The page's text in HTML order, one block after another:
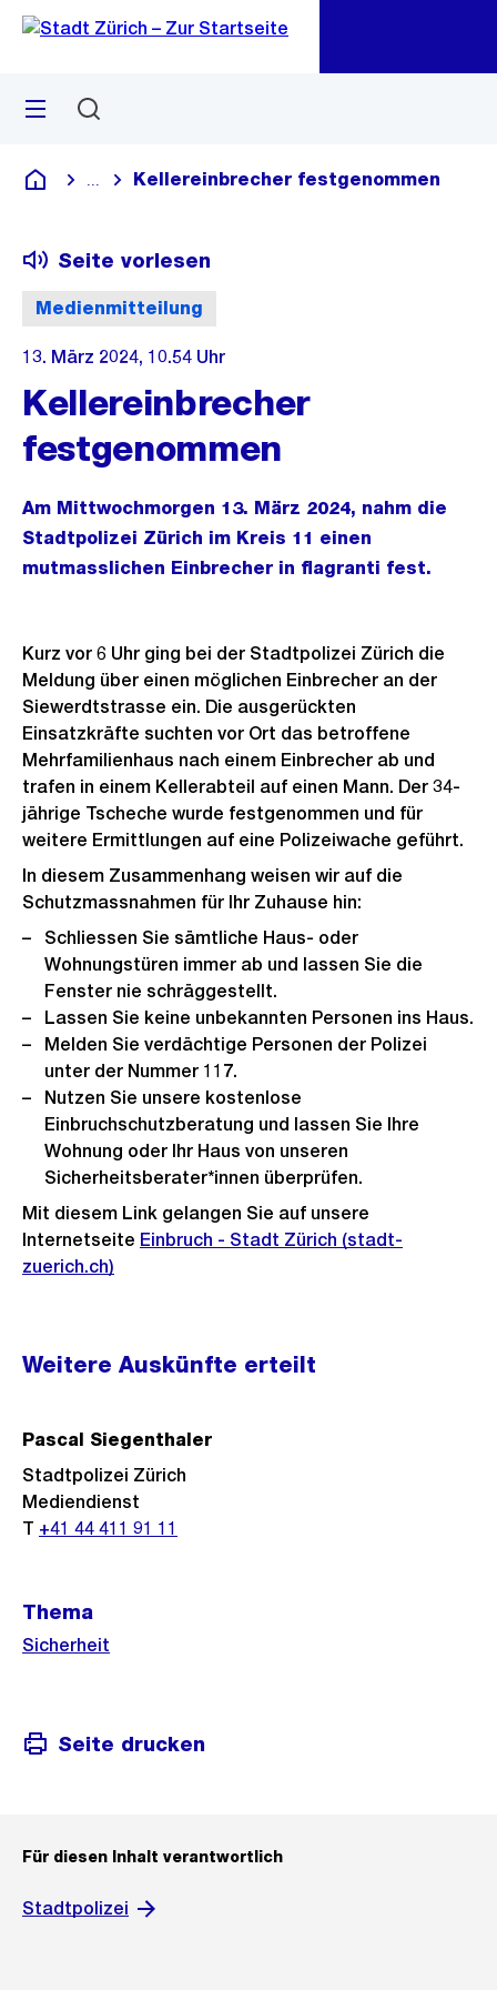
Navigation
Sprunglink
Menü
Deutsch
Blende alle Breadcrumbs ein
Kellereinbrecher festgenommen
Medienmitteilung
Seite vorlesen
13. März 2024, 10.54 Uhr
Kellereinbrecher
festgenommen
Am Mittwochmorgen 13. März 2024, nahm die
Stadtpolizei Zürich im Kreis 11 einen
mutmasslichen Einbrecher in flagranti fest.
Kurz vor 6 Uhr ging bei der Stadtpolizei Zürich die
Meldung über einen möglichen Einbrecher an der
Siewerdtstrasse ein. Die ausgerückten
Einsatzkräfte suchten vor Ort das betroffene
Mehrfamilienhaus nach einem Einbrecher ab und
trafen in einem Kellerabteil auf einen Mann. Der 34-
jährige Tscheche wurde festgenommen und für
weitere Ermittlungen auf eine Polizeiwache geführt.
In diesem Zusammenhang weisen wir auf die
Schutzmassnahmen für Ihr Zuhause hin:
Schliessen Sie sämtliche Haus- oder
Wohnungstüren immer ab und lassen Sie die
Fenster nie schräggestellt.
Lassen Sie keine unbekannten Personen ins Haus.
Melden Sie verdächtige Personen der Polizei
unter der Nummer 117.
Nutzen Sie unsere kostenlose
Einbruchschutzberatung und lassen Sie Ihre
Wohnung oder Ihr Haus von unseren
Sicherheitsberater*innen überprüfen.
Mit diesem Link gelangen Sie auf unsere
Internetseite Einbruch - Stadt Zürich (stadt-
zuerich.ch)
Weitere
Informationen
Weitere Auskünfte erteilt
Pascal Siegenthaler
Stadtpolizei Zürich
Mediendienst
T +41 44 411 91 11
Thema
Sicherheit
Seite drucken
Für diesen Inhalt verantwortlich
Stadtpolizei